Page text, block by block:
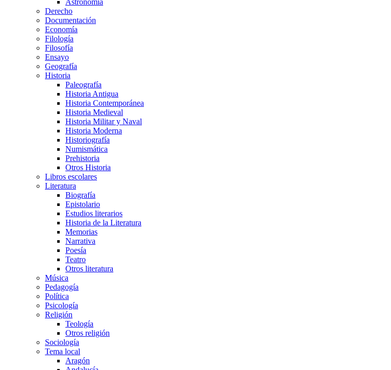
Astronomía
Derecho
Documentación
Economía
Filología
Filosofía
Ensayo
Geografía
Historia
Paleografía
Historia Antigua
Historia Contemporánea
Historia Medieval
Historia Militar y Naval
Historia Moderna
Historiografía
Numismática
Prehistoria
Otros Historia
Libros escolares
Literatura
Biografía
Epistolario
Estudios literarios
Historia de la Literatura
Memorias
Narrativa
Poesía
Teatro
Otros literatura
Música
Pedagogía
Política
Psicología
Religión
Teología
Otros religión
Sociología
Tema local
Aragón